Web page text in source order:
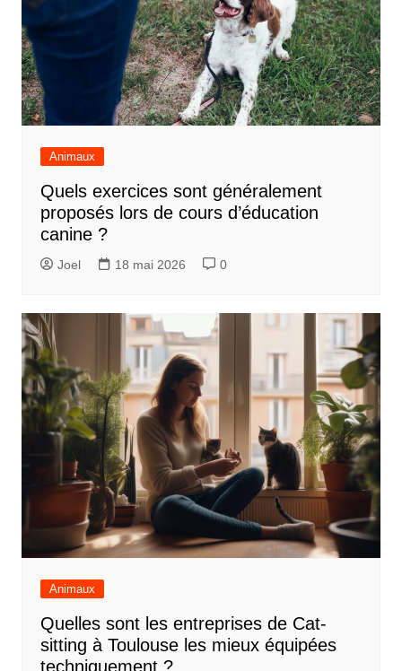
Animaux
Quels exercices sont généralement
proposés lors de cours d’éducation
canine ?
Joel 18 mai 2026 0
Animaux
Quelles sont les entreprises de Cat-
sitting à Toulouse les mieux équipées
techniquement ?